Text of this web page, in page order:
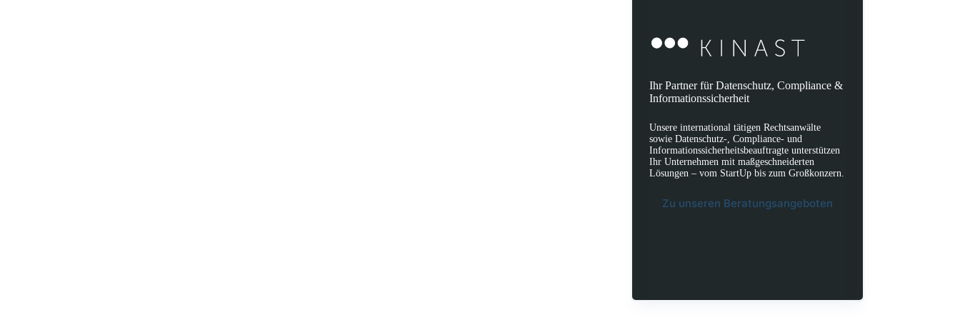
Ihr Partner für Datenschutz, Compliance &
Informationssicherheit
Unsere international tätigen Rechtsanwälte
sowie Datenschutz-, Compliance- und
Informationssicherheitsbeauftragte unterstützen
Ihr Unternehmen mit maßgeschneiderten
Lösungen – vom StartUp bis zum Großkonzern.
Zu unseren Beratungsangeboten